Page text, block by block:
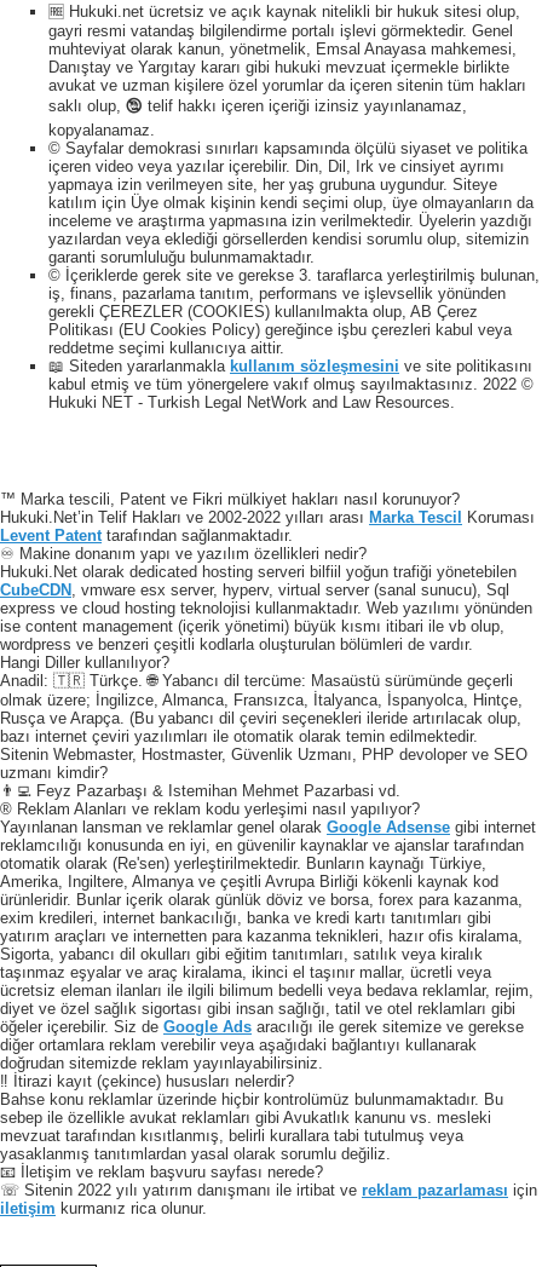
🆓 Hukuki.net ücretsiz ve açık kaynak nitelikli bir hukuk sitesi olup,
gayri resmi vatandaş bilgilendirme portalı işlevi görmektedir. Genel
muhteviyat olarak kanun, yönetmelik, Emsal Anayasa mahkemesi,
Danıştay ve Yargıtay kararı gibi hukuki mevzuat içermekle birlikte
avukat ve uzman kişilere özel yorumlar da içeren sitenin tüm hakları
saklı olup, 🕲 telif hakkı içeren içeriği izinsiz yayınlanamaz,
kopyalanamaz.
© Sayfalar demokrasi sınırları kapsamında ölçülü siyaset ve politika
içeren video veya yazılar içerebilir. Din, Dil, Irk ve cinsiyet ayrımı
yapmaya izin verilmeyen site, her yaş grubuna uygundur. Siteye
katılım için Üye olmak kişinin kendi seçimi olup, üye olmayanların da
inceleme ve araştırma yapmasına izin verilmektedir. Üyelerin yazdığı
yazılardan veya eklediği görsellerden kendisi sorumlu olup, sitemizin
garanti sorumluluğu bulunmamaktadır.
© İçeriklerde gerek site ve gerekse 3. taraflarca yerleştirilmiş bulunan,
iş, finans, pazarlama tanıtım, performans ve işlevsellik yönünden
gerekli ÇEREZLER (COOKIES) kullanılmakta olup, AB Çerez
Politikası (EU Cookies Policy) gereğince işbu çerezleri kabul veya
reddetme seçimi kullanıcıya aittir.
📖 Siteden yararlanmakla kullanım sözleşmesini ve site politikasını
kabul etmiş ve tüm yönergelere vakıf olmuş sayılmaktasınız. 2022 ©
Hukuki NET - Turkish Legal NetWork and Law Resources.
™ Marka tescili, Patent ve Fikri mülkiyet hakları nasıl korunuyor?
Hukuki.Net’in Telif Hakları ve 2002-2022 yılları arası Marka Tescil
Koruması
Levent Patent tarafından sağlanmaktadır.
♾️ Makine donanım yapı ve yazılım özellikleri nedir?
Hukuki.Net olarak dedicated hosting serveri bilfiil yoğun trafiği yönetebilen
CubeCDN
, vmware esx server, hyperv, virtual server (sanal sunucu), Sql
express ve cloud hosting teknolojisi kullanmaktadır. Web yazılımı yönünden
ise content management (içerik yönetimi) büyük kısmı itibari ile vb olup,
wordpress ve benzeri çeşitli kodlarla oluşturulan bölümleri de vardır.
Hangi Diller kullanılıyor?
Anadil: 🇹🇷 Türkçe. 🌐 Yabancı dil tercüme: Masaüstü sürümünde geçerli
olmak üzere; İngilizce, Almanca, Fransızca, İtalyanca, İspanyolca, Hintçe,
Rusça ve Arapça. (Bu yabancı dil çeviri seçenekleri ileride artırılacak olup,
bazı internet çeviri yazılımları ile otomatik olarak temin edilmektedir.
Sitenin Webmaster, Hostmaster, Güvenlik Uzmanı, PHP devoloper ve SEO
uzmanı kimdir?
👨‍💻 Feyz Pazarbaşı & Istemihan Mehmet Pazarbasi vd.
® Reklam Alanları ve reklam kodu yerleşimi nasıl yapılıyor?
Yayınlanan lansman ve reklamlar genel olarak Google Adsense gibi internet
reklamcılığı konusunda en iyi, en güvenilir kaynaklar ve ajanslar tarafından
otomatik olarak (Re'sen) yerleştirilmektedir. Bunların kaynağı Türkiye,
Amerika, Ingiltere, Almanya ve çeşitli Avrupa Birliği kökenli kaynak kod
ürünleridir. Bunlar içerik olarak günlük döviz ve borsa, forex para kazanma,
exim kredileri, internet bankacılığı, banka ve kredi kartı tanıtımları gibi
yatırım araçları ve internetten para kazanma teknikleri, hazır ofis kiralama,
Sigorta, yabancı dil okulları gibi eğitim tanıtımları, satılık veya kiralık
taşınmaz eşyalar ve araç kiralama, ikinci el taşınır mallar, ücretli veya
ücretsiz eleman ilanları ile ilgili bilimum bedelli veya bedava reklamlar, rejim,
diyet ve özel sağlık sigortası gibi insan sağlığı, tatil ve otel reklamları gibi
öğeler içerebilir. Siz de Google Ads aracılığı ile gerek sitemize ve gerekse
diğer ortamlara reklam verebilir veya aşağıdaki bağlantıyı kullanarak
doğrudan sitemizde reklam yayınlayabilirsiniz.
‼️ İtirazi kayıt (çekince) hususları nelerdir?
Bahse konu reklamlar üzerinde hiçbir kontrolümüz bulunmamaktadır. Bu
sebep ile özellikle avukat reklamları gibi Avukatlık kanunu vs. mesleki
mevzuat tarafından kısıtlanmış, belirli kurallara tabi tutulmuş veya
yasaklanmış tanıtımlardan yasal olarak sorumlu değiliz.
📧 İletişim ve reklam başvuru sayfası nerede?
☏ Sitenin 2022 yılı yatırım danışmanı ile irtibat ve reklam pazarlaması için
iletişim kurmanız rica olunur.